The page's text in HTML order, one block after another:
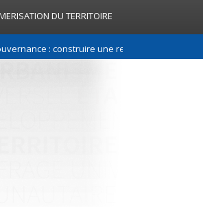
DU TERRITOIRE
: construire une relation de confiance entre